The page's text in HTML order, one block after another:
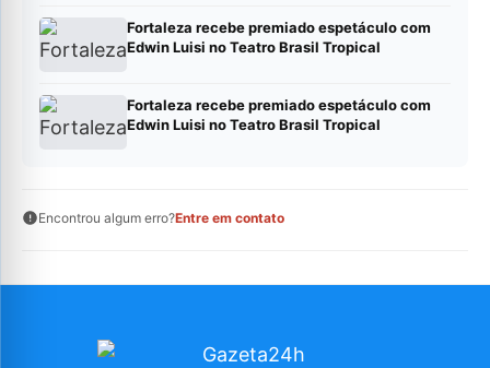
Fortaleza recebe premiado espetáculo com
Edwin Luisi no Teatro Brasil Tropical
Fortaleza recebe premiado espetáculo com
Edwin Luisi no Teatro Brasil Tropical
Encontrou algum erro?Entre em contato